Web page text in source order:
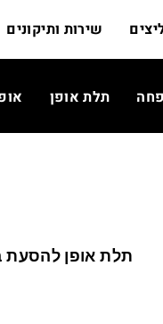
שירות ותיקונים
תלת אופן
תלת אופן להסעת